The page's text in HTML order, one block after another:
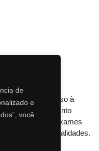
de
e
você
o acesso à
e atendimento
oferecendo exames
diversas especialidades.